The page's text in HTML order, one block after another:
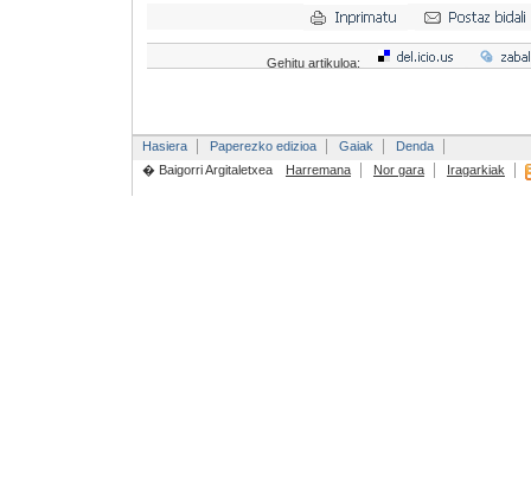
Gehitu artikuloa:
Hasiera Paperezko edizioa Gaiak
Denda
� Baigorri Argitaletxea
Harremana Nor gara Iragarkiak